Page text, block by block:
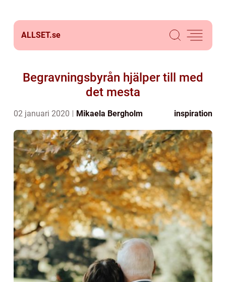
ALLSET.se
Begravningsbyrån hjälper till med
det mesta
02 januari 2020 Mikaela Bergholm inspiration